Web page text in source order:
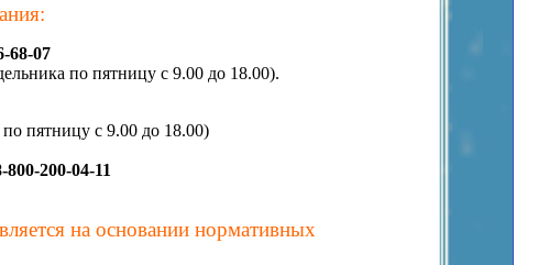
68-07
по пятницу с 9.00 до 18.00).
пятницу с 9.00 до 18.00)
800-200-04-11
на основании нормативных